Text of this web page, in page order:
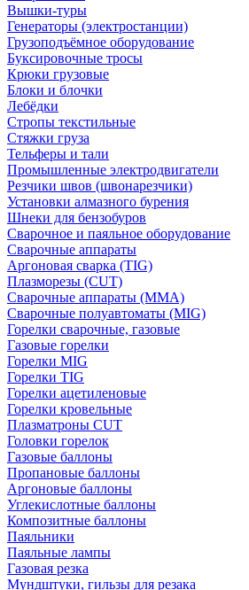
Вышки-туры
Генераторы (электростанции)
Грузоподъёмное оборудование
Буксировочные тросы
Крюки грузовые
Блоки и блочки
Лебёдки
Стропы текстильные
Стяжки груза
Тельферы и тали
Промышленные электродвигатели
Резчики швов (швонарезчики)
Установки алмазного бурения
Шнеки для бензобуров
Сварочное и паяльное оборудование
Сварочные аппараты
Аргоновая сварка (TIG)
Плазморезы (CUT)
Сварочные аппараты (MMA)
Сварочные полуавтоматы (MIG)
Горелки сварочные, газовые
Газовые горелки
Горелки MIG
Горелки TIG
Горелки ацетиленовые
Горелки кровельные
Плазматроны CUT
Головки горелок
Газовые баллоны
Пропановые баллоны
Аргоновые баллоны
Углекислотные баллоны
Композитные баллоны
Паяльники
Паяльные лампы
Газовая резка
Мундштуки, гильзы для резака